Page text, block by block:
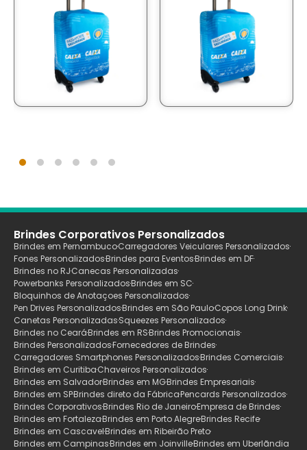
Brindes Corporativos Personalizados
Brindes em PernambucoCarregadores Veiculares Personalizados
Fones PersonalizadosBrindes para EventosBrindes em DF
Brindes no RJCanecas Personalizadas
Powerbanks PersonalizadosBrindes em SC
Bloquinhos de Anotaçoes Personalizados
Pen Drives PersonalizadosBrindes em São PauloCopos Long Drink
Canetas PersonalizadasSqueezes Personalizados
Brindes no CearáBrindes em RSBrindes Promocionais
Brindes PersonalizadosFornecedores de Brindes
Carregadores Smartphones PersonalizadosBrindes Comerciais
Brindes em CuritibaChaveiros Personalizados
Brindes em SalvadorBrindes em MGBrindes Empresariais
Brindes em SPBrindes direto da FábricaPencards Personalizados
Brindes CorporativosBrindes Rio de JaneiroEmpresa de Brindes
Brindes em FortalezaBrindes em Porto AlegreBrindes Recife
Brindes em CascavelBrindes em Ribeirão Preto
Brindes em CampinasBrindes em JoinvilleBrindes em Uberlãndia